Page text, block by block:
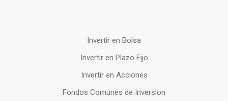
Invertir en Bolsa
Invertir en Plazo Fijo
Invertir en Acciones
Fondos Comunes de Inversion